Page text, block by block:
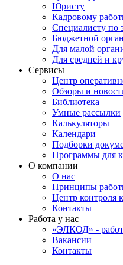
Юристу
Кадровому
Специалисту по
Бюджетной
Для малой
Для средней и
Сервисы
Центр
Обзоры и
Библиотека
Умные рассылки
Калькуляторы
Календари
Подборки
Программы для
О компании
О нас
Принципы
Центр контроля
Контакты
Работа у нас
«ЭЛКОД» -
Вакансии
Контакты